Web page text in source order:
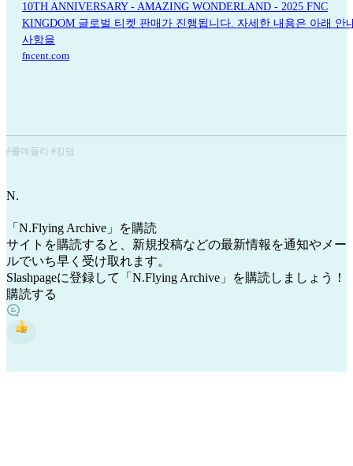
10TH ANNIVERSARY - AMAZING WONDERLAND - 2025 FNC
KINGDOM 글로벌 티켓 판매가 진행됩니다. 자세한 내용은 아래 안
사항을
fncent.com
#롤메들리 #킹덤
N.
「N.Flying Archive」を購読
サイトを購読すると、新規投稿などの最新情報を通知やメー
ルでいち早く受け取れます。
Slashpageに登録して「N.Flying Archive」を購読しましょう！
購読する